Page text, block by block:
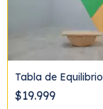
Tabla de Equilibrio
$19.999